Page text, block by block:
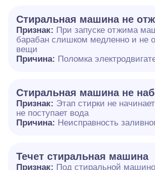
Стиральная машина не
Признак: При запуске отжима
барабан слишком медленно и не
вещи
Причина: Поломка
Стиральная машина не
Признак: Этап стирки не
не поступает вода
Причина: Неисправность
Течет стиральная машина
Признак: Под стиральной